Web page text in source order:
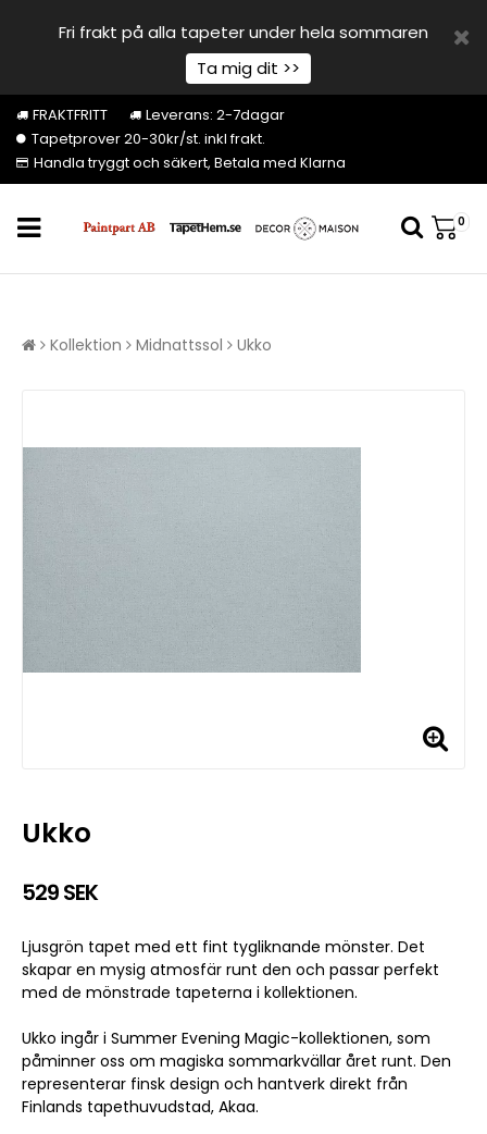
Fri frakt på alla tapeter under hela sommaren
Ta mig dit >>
FRAKTFRITT
Leverans: 2-7dagar
Tapetprover 20-30kr/st. inkl frakt.
Handla tryggt och säkert, Betala med Klarna
0
Kollektion Midnattssol Ukko
Ukko
529 SEK
Ljusgrön tapet med ett fint tygliknande mönster. Det
skapar en mysig atmosfär runt den och passar perfekt
med de mönstrade tapeterna i kollektionen.
Ukko ingår i Summer Evening Magic-kollektionen, som
påminner oss om magiska sommarkvällar året runt. Den
representerar finsk design och hantverk direkt från
Finlands tapethuvudstad, Akaa.